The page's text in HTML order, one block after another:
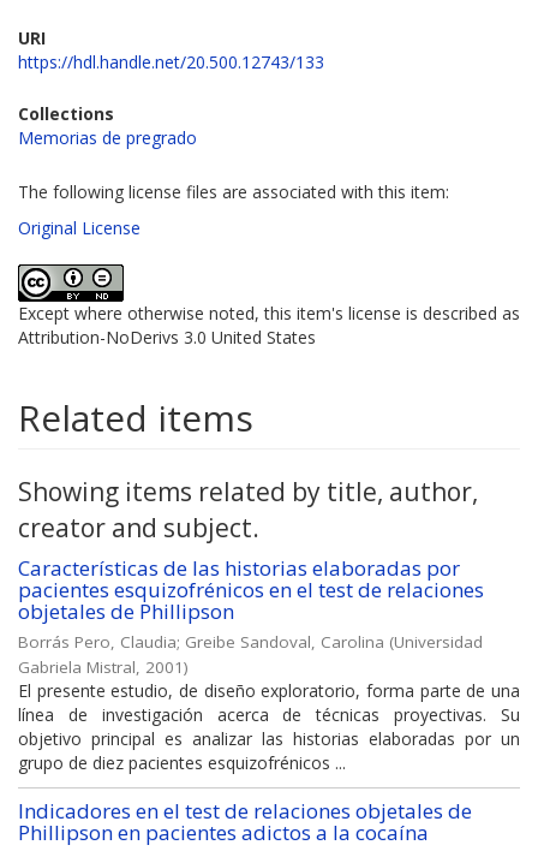
URI
https://hdl.handle.net/20.500.12743/133
Collections
Memorias de pregrado
The following license files are associated with this item:
Original License
Except where otherwise noted, this item's license is described as
Attribution-NoDerivs 3.0 United States
Related items
Showing items related by title, author,
creator and subject.
Características de las historias elaboradas por
pacientes esquizofrénicos en el test de relaciones
objetales de Phillipson
Borrás Pero, Claudia; Greibe Sandoval, Carolina (Universidad
Gabriela Mistral, 2001)
El presente estudio, de diseño exploratorio, forma parte de una
línea de investigación acerca de técnicas proyectivas. Su
objetivo principal es analizar las historias elaboradas por un
grupo de diez pacientes esquizofrénicos ...
Indicadores en el test de relaciones objetales de
Phillipson en pacientes adictos a la cocaína